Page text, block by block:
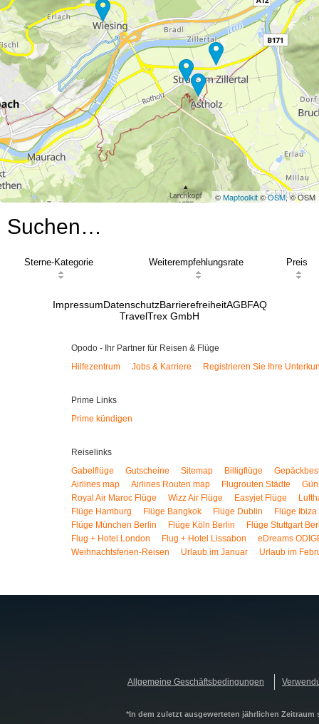
©Maptoolkit©OSM, © OSM
Suchen…
Sterne-Kategorie Weiterempfehlungsrate Preis
ImpressumDatenschutzBarrierefreiheitAGBFAQ
TravelTrex GmbH